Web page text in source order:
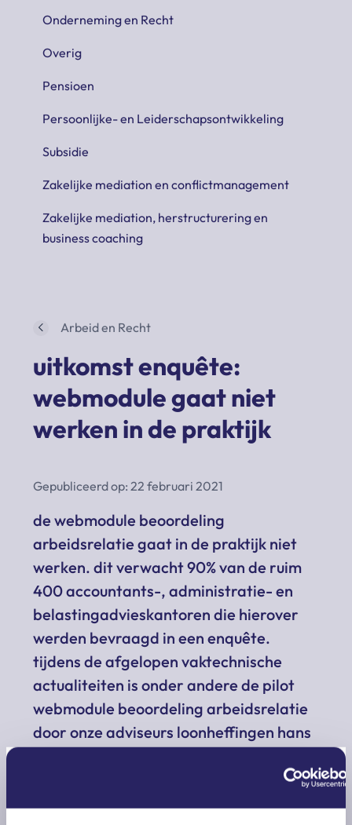
Onderneming en Recht
Overig
Pensioen
Persoonlijke- en Leiderschapsontwikkeling
Subsidie
Zakelijke mediation en conflictmanagement
Zakelijke mediation, herstructurering en
business coaching
Arbeid en Recht
uitkomst enquête:
webmodule gaat niet
werken in de praktijk
Gepubliceerd op: 22 februari 2021
de webmodule beoordeling
arbeidsrelatie gaat in de praktijk niet
werken. dit verwacht 90% van de ruim
400 accountants-, administratie- en
belastingadvieskantoren die hierover
werden bevraagd in een enquête.
tijdens de afgelopen vaktechnische
actualiteiten is onder andere de pilot
webmodule beoordeling arbeidsrelatie
door onze adviseurs loonheffingen hans
besproken. veelgehoorde kritiek is dat
het invullen van de webmodule te veel